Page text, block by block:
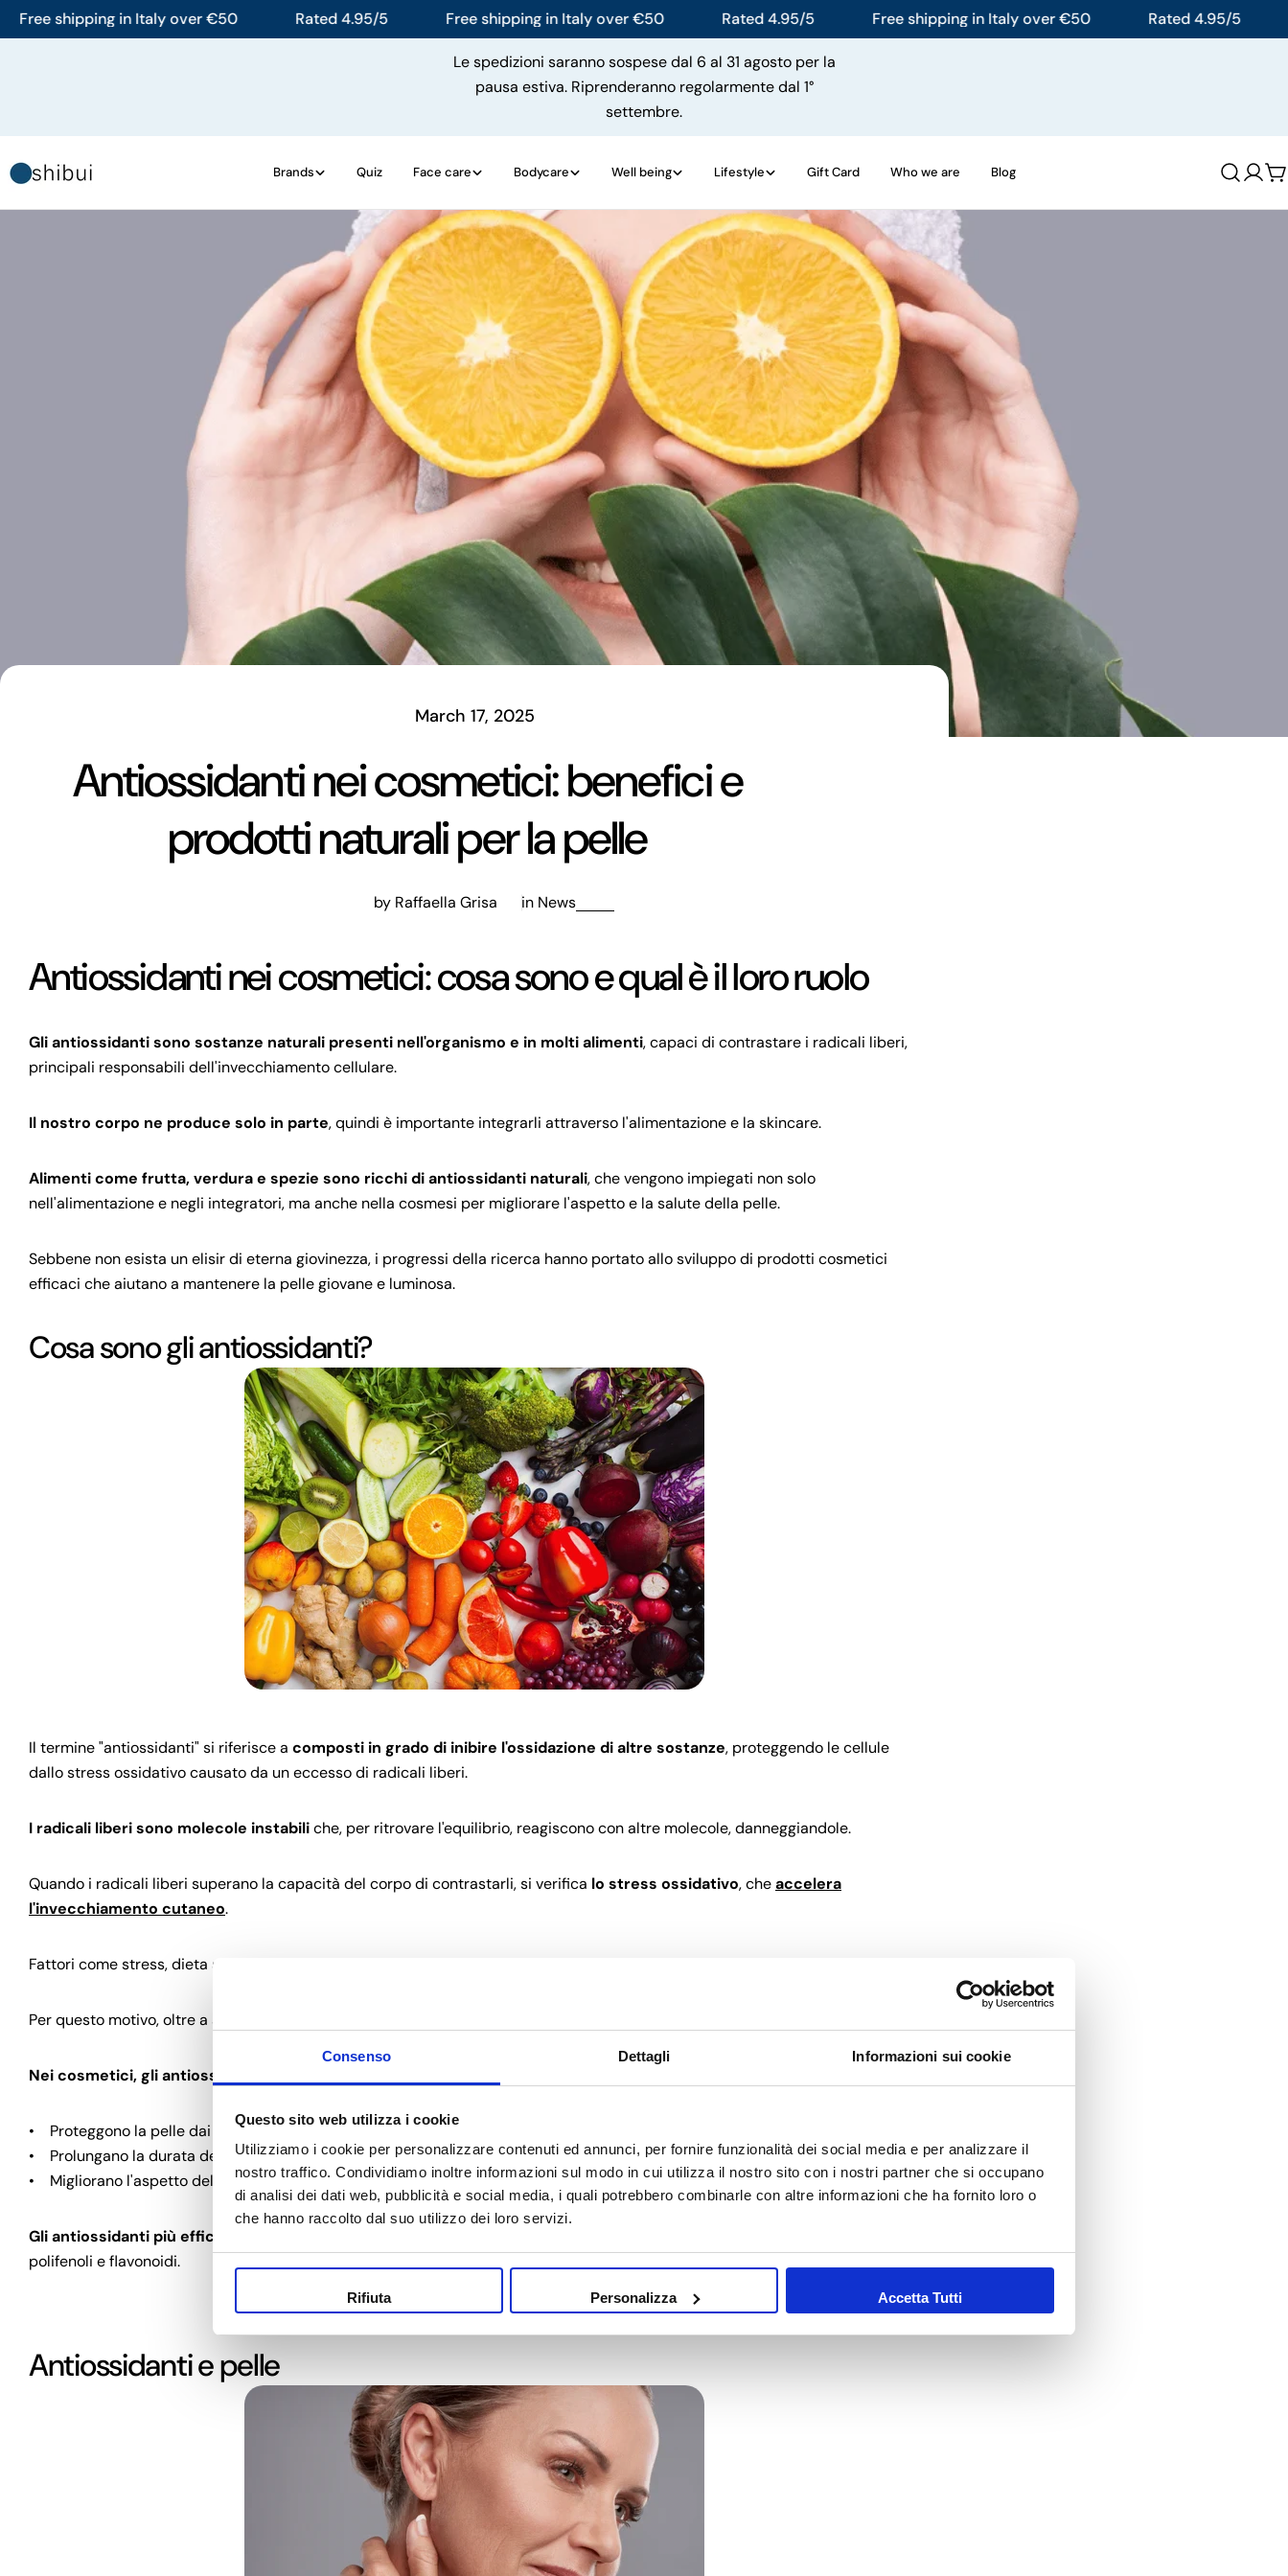
Consenso Dettagli Informazioni sui cookie
Questo sito web utilizza i cookie
Utilizziamo i cookie per personalizzare contenuti ed annunci, per fornire funzionalità dei social media e per analizzare il
nostro traffico. Condividiamo inoltre informazioni sul modo in cui utilizza il nostro sito con i nostri partner che si occupano
di analisi dei dati web, pubblicità e social media, i quali potrebbero combinarle con altre informazioni che ha fornito loro o
che hanno raccolto dal suo utilizzo dei loro servizi.
Rifiuta Personalizza Accetta Tutti
Skip
to
shipping in Italy over €50 Rated 4.95/5 Free shipping in Italy over €50 Rated 4.95/5 Free shipping in Italy over €50 Rated 4.95/5
Le spedizioni saranno sospese dal 6 al 31 agosto per la
pausa estiva. Riprenderanno regolarmente dal 1°
settembre.
Brands Quiz Face care Bodycare Well being Lifestyle Gift Card Who we are Blog
Log
in
March 17, 2025
Antiossidanti nei cosmetici: benefici e
prodotti naturali per la pelle
by Raffaella Grisa in News
Antiossidanti nei cosmetici: cosa sono e qual è il loro ruolo
Gli antiossidanti sono sostanze naturali presenti nell'organismo e in molti alimenti, capaci di contrastare i radicali liberi,
principali responsabili dell'invecchiamento cellulare.
Il nostro corpo ne produce solo in parte, quindi è importante integrarli attraverso l'alimentazione e la skincare.
Alimenti come frutta, verdura e spezie sono ricchi di antiossidanti naturali, che vengono impiegati non solo
nell'alimentazione e negli integratori, ma anche nella cosmesi per migliorare l'aspetto e la salute della pelle.
Sebbene non esista un elisir di eterna giovinezza, i progressi della ricerca hanno portato allo sviluppo di prodotti cosmetici
efficaci che aiutano a mantenere la pelle giovane e luminosa.
Cosa sono gli antiossidanti?
Il termine "antiossidanti" si riferisce a composti in grado di inibire l'ossidazione di altre sostanze, proteggendo le cellule
dallo stress ossidativo causato da un eccesso di radicali liberi.
I radicali liberi sono molecole instabiliche, per ritrovare l'equilibrio, reagiscono con altre molecole, danneggiandole.
Quando i radicali liberi superano la capacità del corpo di contrastarli, si verifica lo stress ossidativo, cheaccelera
l'invecchiamento cutaneo.
Fattori come stress, dieta sbilanciata, fumo e luce blu possono aumentare i livelli di radicali liberi.
Per questo motivo, oltre a seguire un'alimentazione sana,
Nei cosmetici, gli antiossidanti svolgono diverse funzioni
• Proteggono la pelle dai radicali liberi e dai raggi UV;
• Prolungano la durata del prodotto cosmetico;
• Migliorano l'aspetto della pelle, rendendola più luminosa e compatta.
Gli antiossidanti più efficaci nei cosmetici sono di origine naturale
polifenoli e flavonoidi.
Antiossidanti e pelle
Copy
Share
Facebook
Share
X
Pin